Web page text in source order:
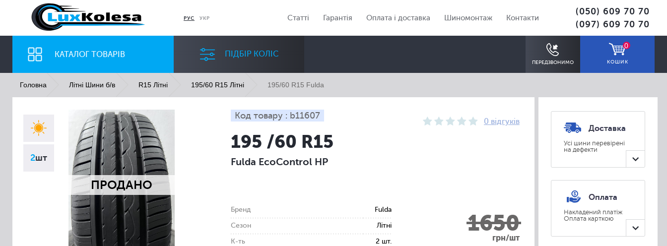
РУС УКР Статті Гарантія Оплата і доставка Шиномонтаж Контакти
(050) 609 70 70
(097) 609 70 70
КАТАЛОГ ТОВАРІВ ПІДБІР КОЛІС
ПЕРЕДЗВОНИМО
0
КОШИК
ШИНИ ДИСКИ
Ширина
Всі
Профіль Діаметр
Всі
Сезон
Всі
Головна Літні Шини б/в R15 Літні 195/60 R15 Літні 195/60 R15 Fulda
ПРОДАНО
2шт
Код товару : b11607
0 відгуків
195 /60 R15
Fulda EcoControl HP
Бренд Fulda
Сезон Літні
К-ть 2 шт.
1650
грн/шт
Доставка
Усі шини перевірені
на дефекти
Оплата
Накладений платіж
Оплата карткою